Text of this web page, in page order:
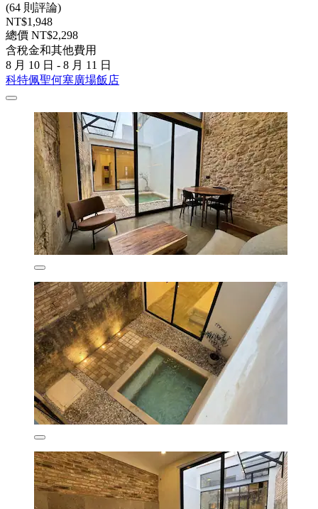
(64 則評論)
NT$1,948
總價 NT$2,298
含稅金和其他費用
8 月 10 日 - 8 月 11 日
科特佩聖何塞廣場飯店